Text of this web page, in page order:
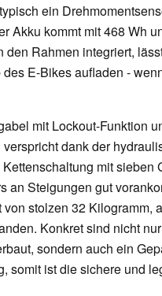
ein
Akku kommt mit 468 Wh
den Rahmen integriert,
E-Bikes aufladen -
mit Lockout-Funktion
dank der
mit sieben
an Steigungen gut
stolzen 32 Kilogramm,
Konkret sind nicht
sondern auch ein
somit ist die sichere und